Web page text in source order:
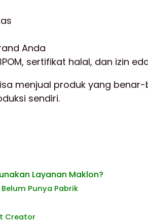
Anda
sertifikat halal, dan izin
menjual produk yang
sendiri.
Layanan Maklon?
Punya Pabrik
Creator